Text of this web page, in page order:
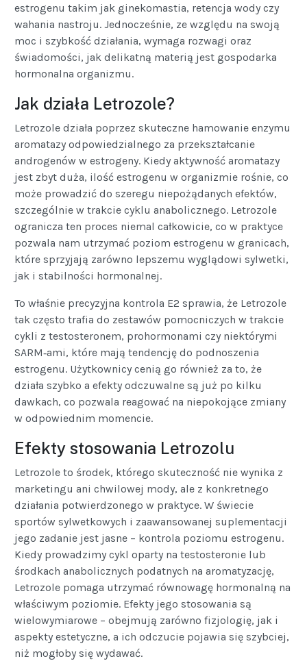
estrogenu takim jak ginekomastia, retencja wody czy
wahania nastroju. Jednocześnie, ze względu na swoją
moc i szybkość działania, wymaga rozwagi oraz
świadomości, jak delikatną materią jest gospodarka
hormonalna organizmu.
Jak działa Letrozole?
Letrozole działa poprzez skuteczne hamowanie enzymu
aromatazy odpowiedzialnego za przekształcanie
androgenów w estrogeny. Kiedy aktywność aromatazy
jest zbyt duża, ilość estrogenu w organizmie rośnie, co
może prowadzić do szeregu niepożądanych efektów,
szczególnie w trakcie cyklu anabolicznego. Letrozole
ogranicza ten proces niemal całkowicie, co w praktyce
pozwala nam utrzymać poziom estrogenu w granicach,
które sprzyjają zarówno lepszemu wyglądowi sylwetki,
jak i stabilności hormonalnej.
To właśnie precyzyjna kontrola E2 sprawia, że Letrozole
tak często trafia do zestawów pomocniczych w trakcie
cykli z testosteronem, prohormonami czy niektórymi
SARM‑ami, które mają tendencję do podnoszenia
estrogenu. Użytkownicy cenią go również za to, że
działa szybko a efekty odczuwalne są już po kilku
dawkach, co pozwala reagować na niepokojące zmiany
w odpowiednim momencie.
Efekty stosowania Letrozolu
Letrozole to środek, którego skuteczność nie wynika z
marketingu ani chwilowej mody, ale z konkretnego
działania potwierdzonego w praktyce. W świecie
sportów sylwetkowych i zaawansowanej suplementacji
jego zadanie jest jasne – kontrola poziomu estrogenu.
Kiedy prowadzimy cykl oparty na testosteronie lub
środkach anabolicznych podatnych na aromatyzację,
Letrozole pomaga utrzymać równowagę hormonalną na
właściwym poziomie. Efekty jego stosowania są
wielowymiarowe – obejmują zarówno fizjologię, jak i
aspekty estetyczne, a ich odczucie pojawia się szybciej,
niż mogłoby się wydawać.